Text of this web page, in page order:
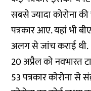
सबसे ज्यादा कोरोना
पत्रकार आए. यहां भी
अलग से जांच कराई थी.
20 अप्रैल कोनवभारत
53 पत्रकार कोरोना से